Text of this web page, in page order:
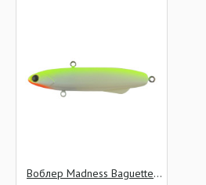
Воблер Madness Baguette Vibe 70 17 гр #02 Chart Back Pearl